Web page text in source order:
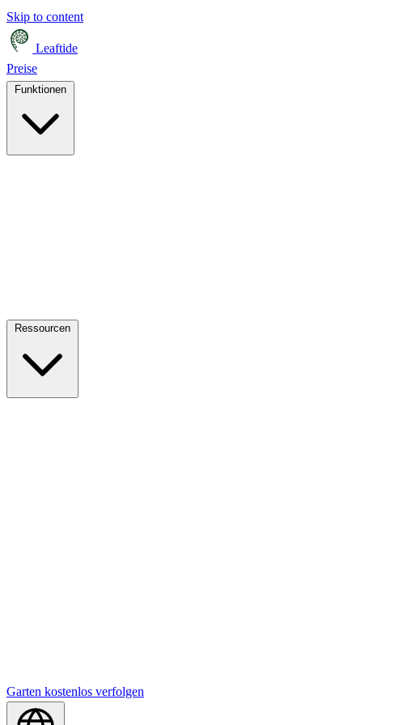
Skip to content
Leaftide
Preise
Garten kostenlos verfolgen